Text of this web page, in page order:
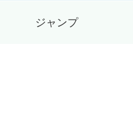
ジャンプ